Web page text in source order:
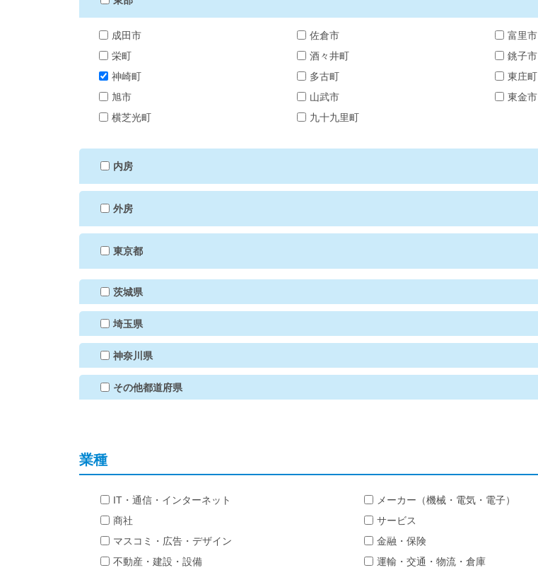
成田市 佐倉市 富里市
栄町
酒々井町 銚子市
神崎町
多古町 東庄町
旭市
山武市 東金市
横芝光町
九十九里町
内房
外房
東京都
茨城県
埼玉県
神奈川県
その他都道府県
業種
IT・通信・インターネット メーカー（機械・電気・電子）
商社
サービス
マスコミ・広告・デザイン
金融・保険
不動産・建設・設備
運輸・交通・物流・倉庫